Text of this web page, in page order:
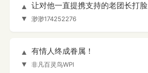
▲
▼
让对他一直提携支持的老团长打脸
渺渺174252276
▲
▼
有情人终成眷属！
非凡百灵鸟WPl